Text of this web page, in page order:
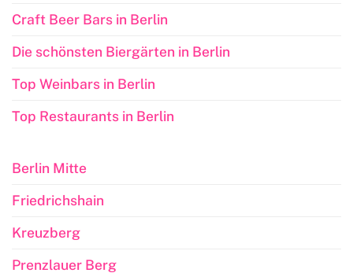
Craft Beer Bars in Berlin
Die schönsten Biergärten in Berlin
Top Weinbars in Berlin
Top Restaurants in Berlin
Berlin Mitte
Friedrichshain
Kreuzberg
Prenzlauer Berg